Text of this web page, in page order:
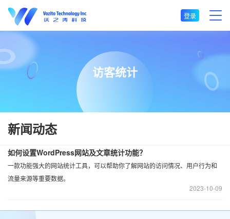
登录
访客统计
新闻动态
10-09
2023
如何设置WordPress网站及文章统计功能？
一款功能强大的网站统计工具，可以帮助你了解网站的访问情况、用户行为和
流量来源等重要数据。